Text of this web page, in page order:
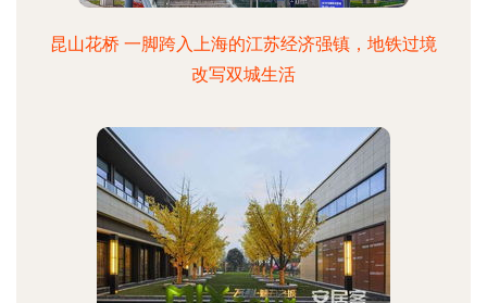
昆山花桥 一脚跨入上海的江苏经济强镇，地铁过境
改写双城生活